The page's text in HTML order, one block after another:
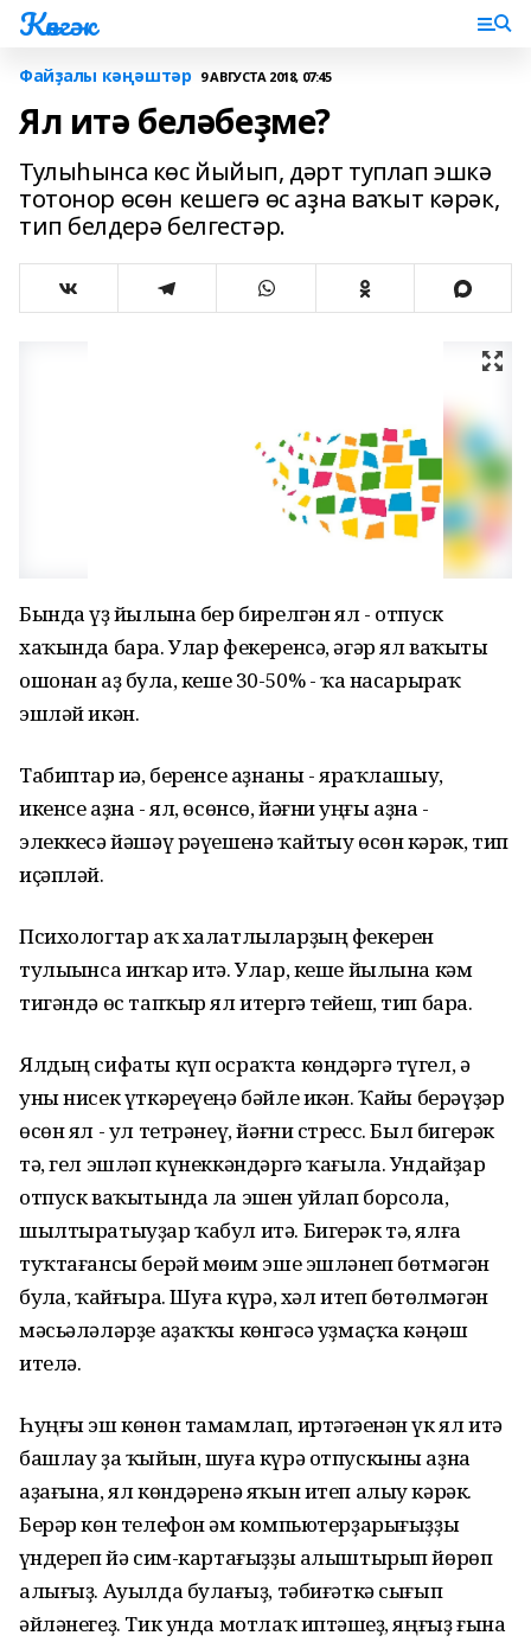
Көнгәк
Файҙалы кәңәштәр 9 АВГУСТА 2018, 07:45
Ял итә беләбеҙме?
Тулыһынса көс йыйып, дәрт туплап эшкә
тотонор өсөн кешегә өс аҙна ваҡыт кәрәк,
тип белдерә белгестәр.
Бында һүҙ йылына бер бирелгән ял - отпуск
хаҡында бара. Улар фекеренсә, әгәр ял ваҡыты
ошонан аҙ булһа, кеше 30-50% - ҡа насарыраҡ
эшләй икән.
Табиптар иһә, беренсе аҙнаны - яраҡлашыу,
икенсе аҙна - ял, өсөнсө, йәғни һуңғы аҙна -
элеккесә йәшәү рәүешенә ҡайтыу өсөн кәрәк, тип
иҫәпләй.
Психологтар аҡ халатлыларҙың фекерен
тулыһынса инҡар итә. Улар, кеше йылына кәм
тигәндә өс тапҡыр ял итергә тейеш, тип бара.
Ялдың сифаты күп осраҡта көндәргә түгел, ә
уны нисек үткәреүеңә бәйле икән. Ҡайһы берәүҙәр
өсөн ял - ул тетрәнеү, йәғни стресс. Был бигерәк
тә, гел эшләп күнеккәндәргә ҡағыла. Ундайҙар
отпуск ваҡытында ла эшен уйлап борсола,
шылтыратыуҙар ҡабул итә. Бигерәк тә, ялға
туҡтағансы берәй мөһим эше эшләнеп бөтмәгән
булһа, ҡайғыра. Шуға күрә, хәл итеп бөтөлмәгән
мәсьәләләрҙе аҙаҡҡы көнгәсә һуҙмаҫҡа кәңәш
ителә.
Һуңғы эш көнөн тамамлап, иртәгәһенән үк ял итә
башлау ҙа ҡыйын, шуға күрә отпускыны аҙна
аҙағына, ял көндәренә яҡын итеп алыу кәрәк.
Берәр көн телефон һәм компьютерҙарығыҙҙы
һүндереп йә сим-картағыҙҙы алыштырып йөрөп
алығыҙ. Ауылда булһағыҙ, тәбиғәткә сығып
әйләнегеҙ. Тик унда мотлаҡ иптәшһеҙ, яңғыҙ ғына